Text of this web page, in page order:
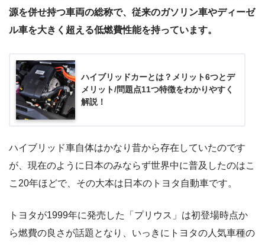
源を併せ持つ車両の総称で、従来のガソリン車やディーゼ
ル車を大きく超える低燃費性能を持っています。
ハイブリッドカーとは？メリット6つとデ
メリット/問題点11つ特徴をわかりやすく
解説！
ハイブリッド車自体はかなり昔から存在していたのです
が、現在のように日本のみならず世界中に普及したのはこ
こ20年ほどで、その大本は日本のトヨタ自動車です。
トヨタが1999年に発売した「プリウス」は初登場時点か
ら燃費の良さが話題となり、いっきにトヨタの人気車種の